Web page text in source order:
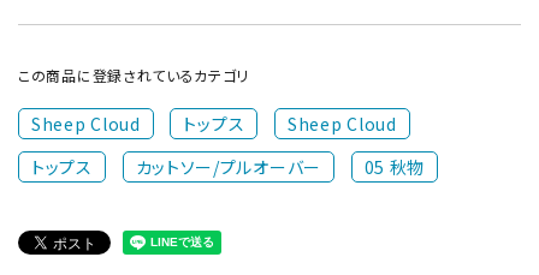
この商品に登録されているカテゴリ
Sheep Cloud トップス
Sheep Cloud
トップス
カットソー/プルオーバー 05 秋物